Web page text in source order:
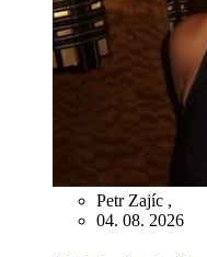
Petr Zajíc ,
04. 08. 2026